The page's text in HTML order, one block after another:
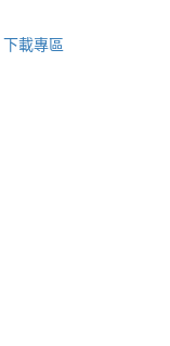
下載專區